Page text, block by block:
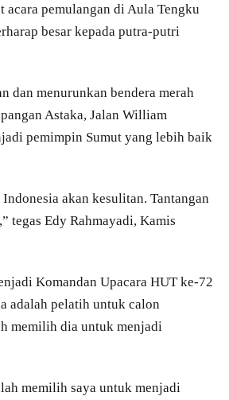
acara pemulangan di Aula Tengku
besar kepada putra-putri
dan menurunkan bendera merah
Astaka, Jalan William
pemimpin Sumut yang lebih baik
akan kesulitan. Tantangan
tegas Edy Rahmayadi, Kamis
Komandan Upacara HUT ke-72
adalah pelatih untuk calon
memilih dia untuk menjadi
memilih saya untuk menjadi